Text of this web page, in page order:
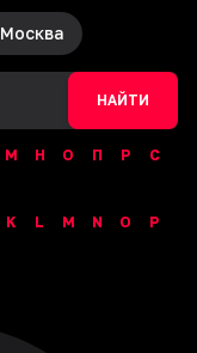
Москва
НАЙТИ
М Н О П Р
С
K L M N O
P